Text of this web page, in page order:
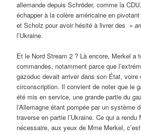
allemande depuis Schröder, comme la
échapper à la colère américaine en
et Scholz pour avoir hésité à livrer des »
l’Ukraine.
Et le Nord Stream 2 ? Là encore, Merkel a
commandes, notamment parce que
gazoduc devait arriver dans son État, voire
circonscription. Il convient de noter que le
été mis en service, une grande partie du
l’Allemagne étant pompée par un système
traverse en partie l’Ukraine. Ce qui a rendu
nécessaire, aux yeux de Mme Merkel,